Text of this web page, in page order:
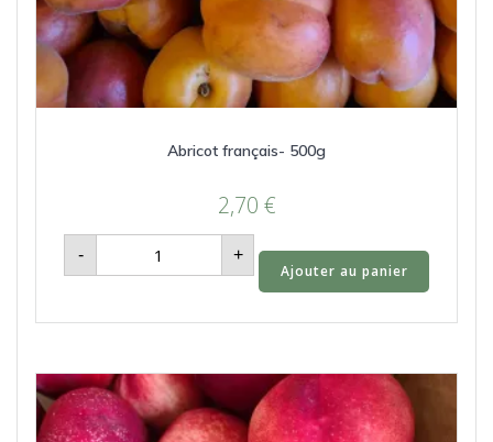
Abricot français- 500g
2,70 €
-
quantité
de
Abricot
+
Ajouter au panier